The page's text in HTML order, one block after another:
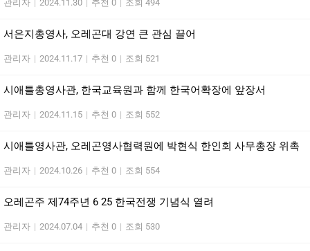
관리자 | 2024.11.30 | 추천 0 | 조회 494
서은지총영사, 오레곤대 강연 큰 관심 끌어
관리자 | 2024.11.17 | 추천 0 | 조회 521
시애틀총영사관, 한국교육원과 함께 한국어확장에 앞장서
관리자 | 2024.11.15 | 추천 0 | 조회 552
시애틀영사관, 오레곤영사협력원에 박현식 한인회 사무총장 위촉
관리자 | 2024.10.26 | 추천 0 | 조회 554
오레곤주 제74주년 6 25 한국전쟁 기념식 열려
관리자 | 2024.07.04 | 추천 0 | 조회 530